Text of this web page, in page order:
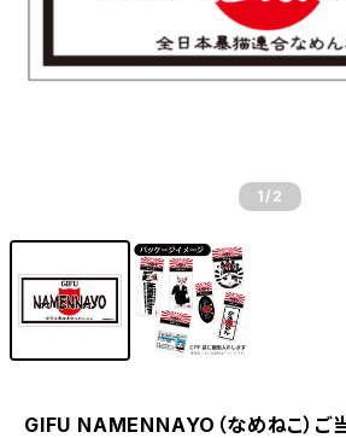
1 /2
GIFU NAMENNAYO（なめねこ）ご